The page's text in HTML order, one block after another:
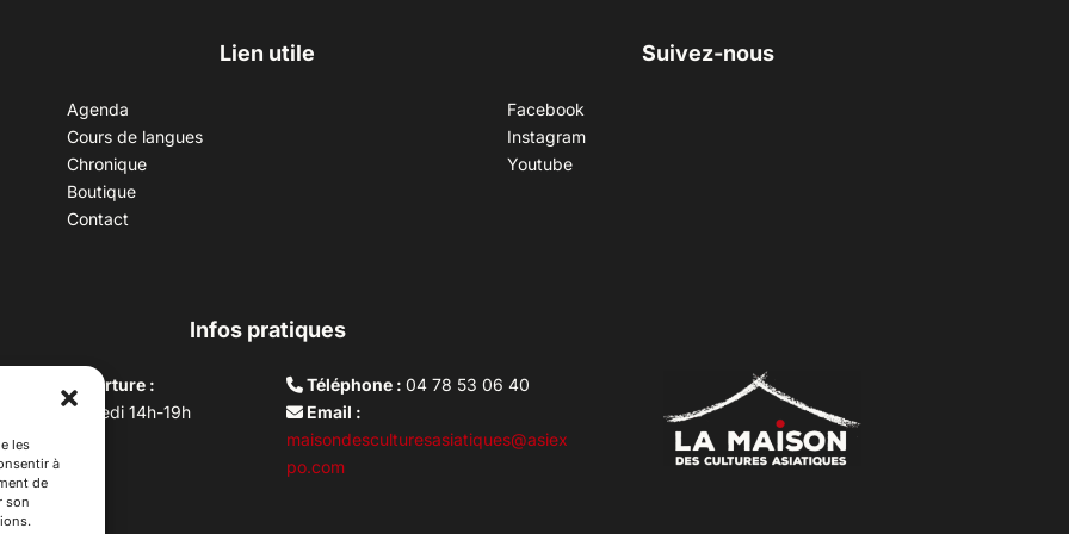
les
à
de
son
Lien utile
Agenda
Cours de langues
Chronique
Boutique
Contact
Suivez-nous
Facebook
Instagram
Youtube
Infos pratiques
d’ouverture :
au vendredi 14h-19h
10h –17h
lundi
Téléphone :04 78 53 06 40
Email :
maisondesculturesasiatiques@asiex
po.com